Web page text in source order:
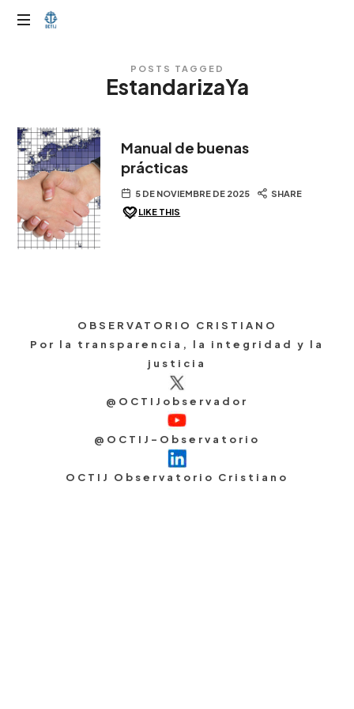
OTIJobservador
POSTS TAGGED
EstandarizaYa
Manual de buenas
prácticas
5 DE NOVIEMBRE DE 2025
SHARE
LIKE THIS
OBSERVATORIO CRISTIANO
Por la transparencia, la integridad y la
justicia
@OCTIJobservador
@OCTIJ-Observatorio
OCTIJ Observatorio Cristiano